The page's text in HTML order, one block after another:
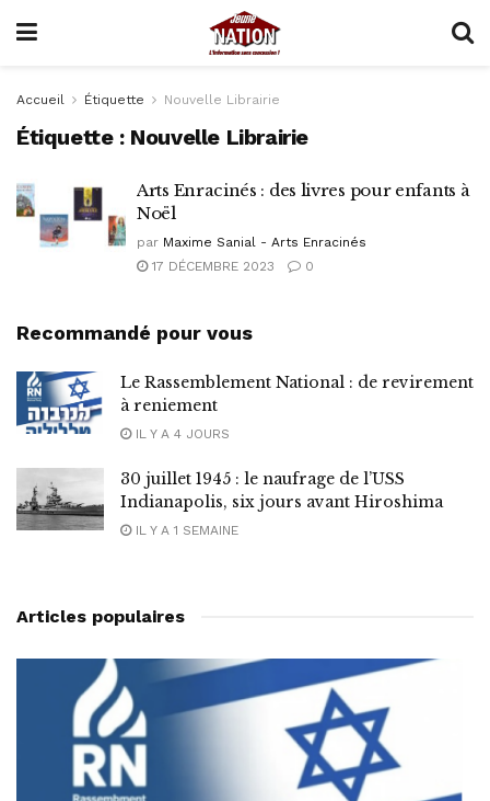
Accueil Étiquette Nouvelle Librairie
Étiquette : Nouvelle Librairie
Arts Enracinés : des livres pour enfants à
Noël
par Maxime Sanial - Arts Enracinés
17 DÉCEMBRE 2023
0
Recommandé pour vous
Le Rassemblement National : de revirement
à reniement
IL Y A 4 JOURS
30 juillet 1945 : le naufrage de l’USS
Indianapolis, six jours avant Hiroshima
IL Y A 1 SEMAINE
Articles populaires